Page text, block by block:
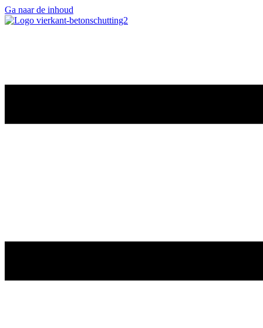
Ga naar de inhoud